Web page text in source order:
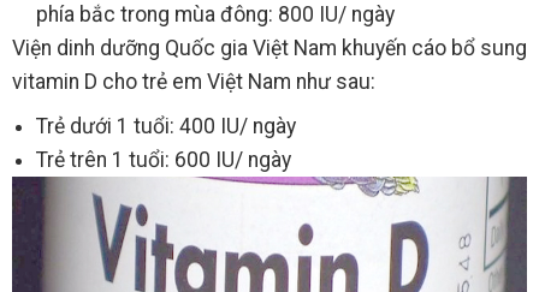
phía bắc trong mùa đông: 800 IU/ ngày
Viện dinh dưỡng Quốc gia Việt Nam khuyến cáo bổ sung
vitamin D cho trẻ em Việt Nam như sau:
Trẻ dưới 1 tuổi: 400 IU/ ngày
Trẻ trên 1 tuổi: 600 IU/ ngày